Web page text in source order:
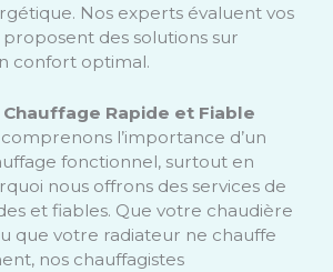
Nos experts évaluent vos
proposent des solutions sur
confort optimal.
Rapide et Fiable
comprenons l’importance d’un
fonctionnel, surtout en
nous offrons des services de
et fiables. Que votre chaudière
que votre radiateur ne chauffe
nos chauffagistes